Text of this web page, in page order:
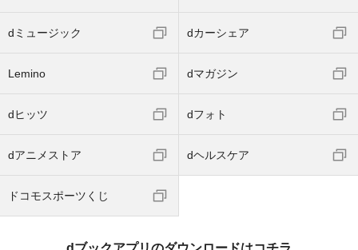
dミュージック dカーシェア
Lemino dマガジン
dヒッツ dフォト
dアニメストア dヘルスケア
ドコモスポーツくじ